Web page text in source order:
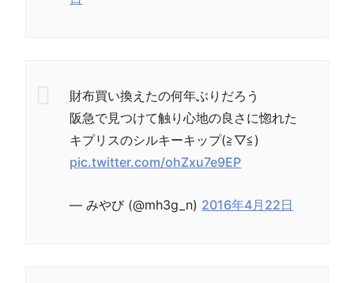
財布買い換えたの何年ぶりだろう
阪急で見つけて触り心地の良さに惚れた
キプリスのシルキーキップ(≧▽≦)
pic.twitter.com/ohZxu7e9EP
— みやび (@mh3g_n) 2016年4月22日